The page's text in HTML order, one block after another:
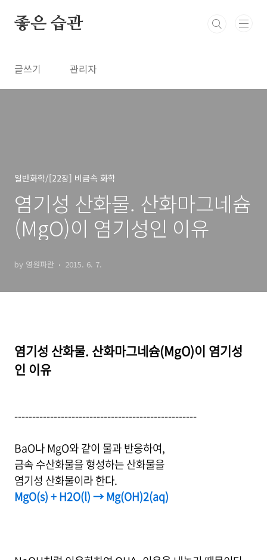
좋은 습관
글쓰기 관리자
일반화학/[22장] 비금속 화학
염기성 산화물. 산화마그네슘
(MgO)이 염기성인 이유
by 영원파란 2015. 6. 7.
염기성 산화물. 산화마그네슘(MgO)이 염기성
인 이유
---------------------------------------------------
BaO나 MgO와 같이 물과 반응하여,
금속 수산화물을 형성하는 산화물을
염기성 산화물이라 한다.
MgO(s) + H2O(l) → Mg(OH)2(aq)